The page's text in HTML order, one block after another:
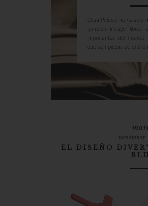
Casa Palacio no es solo
también incluye libros
importantes del
que son piezas de arte en
november
EL DISEÑO